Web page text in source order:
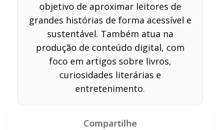
objetivo de aproximar leitores de
grandes histórias de forma acessível e
sustentável. Também atua na
produção de conteúdo digital, com
foco em artigos sobre livros,
curiosidades literárias e
entretenimento.
Compartilhe